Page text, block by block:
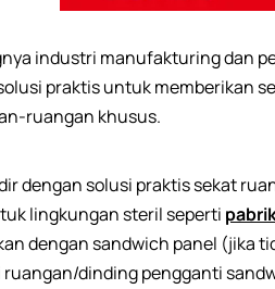
industri manufakturing dan
praktis untuk memberikan
ruangan khusus.
dengan solusi praktis sekat
lingkungan steril seperti
dengan sandwich panel (jika
ruangan/dinding pengganti